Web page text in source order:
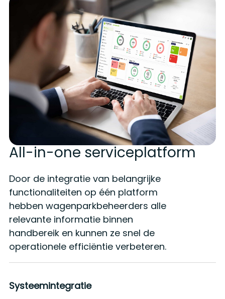
All-in-one serviceplatform
Door de integratie van belangrijke
functionaliteiten op één platform
hebben wagenparkbeheerders alle
relevante informatie binnen
handbereik en kunnen ze snel de
operationele efficiëntie verbeteren.
Systeemintegratie